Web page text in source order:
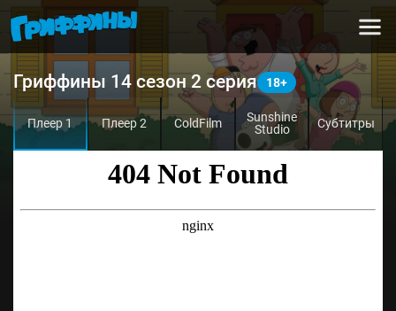
Гриффины 14 сезон 2 серия
Плеер 1 Плеер 2 ColdFilm
Sunshine
Studio
Субтитры